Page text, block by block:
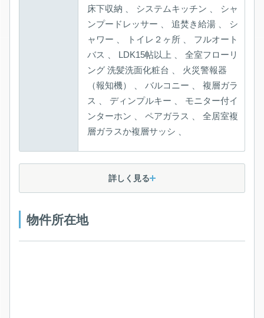
シャンプードレッサー 、
ディンプルキー 、
詳しく見る
物件所在地